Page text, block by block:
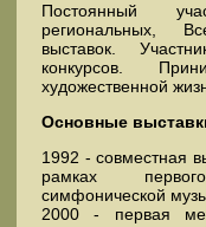
Постоянный
региональных,
выставок.
конкурсов.
художественной
Основные
1992 - совместная
рамках
симфонической
2000 - первая